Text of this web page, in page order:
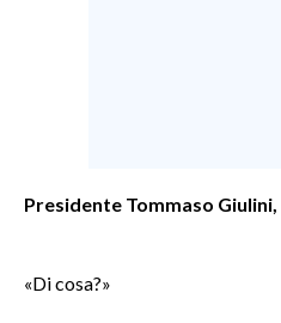
SPETTACOLI
Presidente Tommaso Giulini
«Di cosa?»